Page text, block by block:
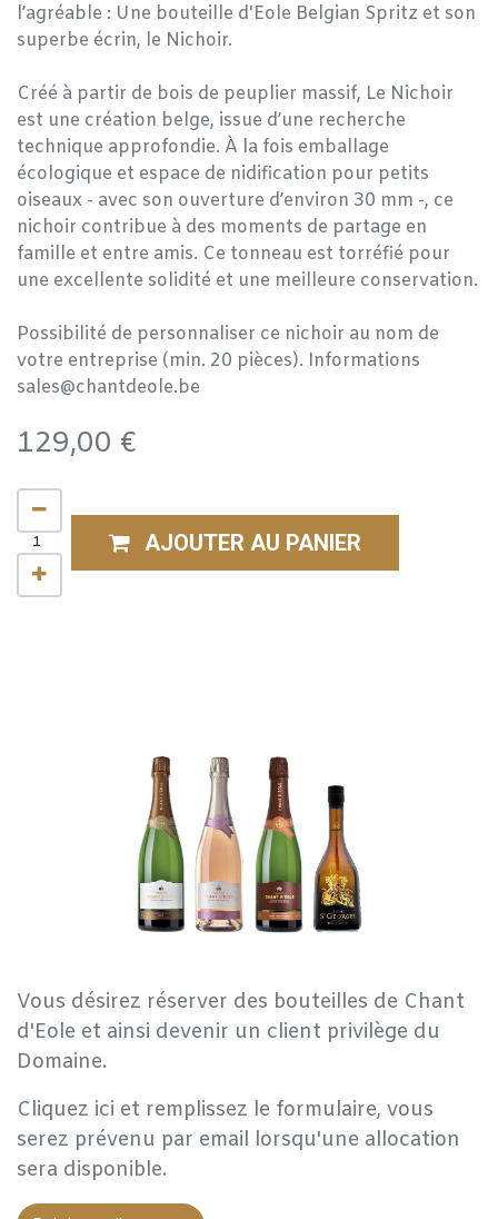
l’agréable : Une bouteille d'Eole Belgian Spritz et son
superbe écrin, le Nichoir.
Créé à partir de bois de peuplier massif, Le Nichoir
est une création belge, issue d’une recherche
technique approfondie. À la fois emballage
écologique et espace de nidification pour petits
oiseaux - avec son ouverture d’environ 30 mm -, ce
nichoir contribue à des moments de partage en
famille et entre amis. Ce tonneau est torréfié pour
une excellente solidité et une meilleure conservation.
Possibilité de personnaliser ce nichoir au nom de
votre entreprise (min. 20 pièces). Informations
sales@chantdeole.be
129,00 €
AJOUTER AU PANIER
Vous désirez réserver des bouteilles de Chant
d'Eole et ainsi devenir un client privilège du
Domaine.
Cliquez ici et remplissez le formulaire, vous
serez prévenu par email lorsqu'une allocation
sera disponible.